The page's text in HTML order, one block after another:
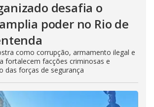
desafia o
poder no Rio de
como corrupção, armamento ilegal e
fortalecem facções criminosas e
das forças de segurança